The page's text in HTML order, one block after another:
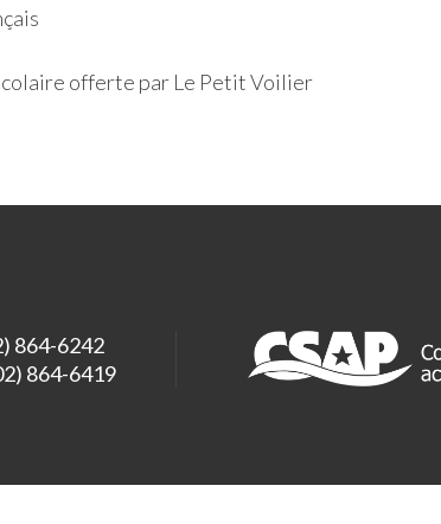
offerte par Le Petit Voilier
864-6242
864-6419